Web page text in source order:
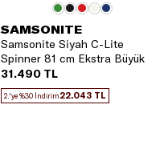
SAMSONITE
Samsonite Siyah C-Lite
Spinner 81 cm Ekstra Büyük
Boy Valiz
31.490 TL
2.'ye %30 İndirim22.043 TL